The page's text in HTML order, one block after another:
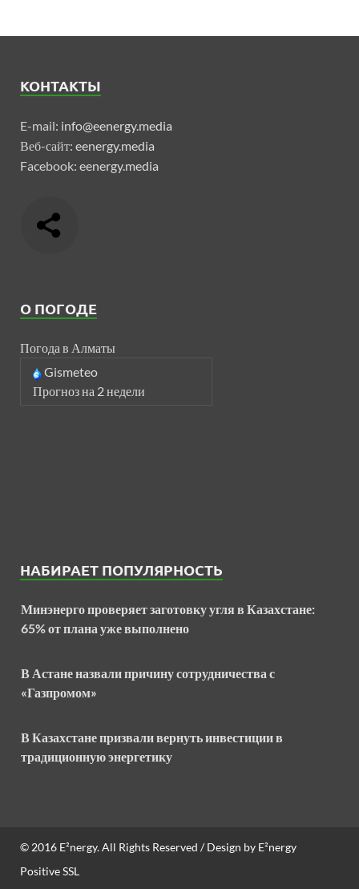
КОНТАКТЫ
E-mail: info@eenergy.media
Веб-сайт: eenergy.media
Facebook: eenergy.media
О ПОГОДЕ
Погода в Алматы
Gismeteo
Прогноз на 2 недели
НАБИРАЕТ ПОПУЛЯРНОСТЬ
Минэнерго проверяет заготовку угля в Казахстане:
65% от плана уже выполнено
В Астане назвали причину сотрудничества с
«Газпромом»
В Казахстане призвали вернуть инвестиции в
традиционную энергетику
© 2016 E²nergy. All Rights Reserved / Design by E²nergy
Positive SSL